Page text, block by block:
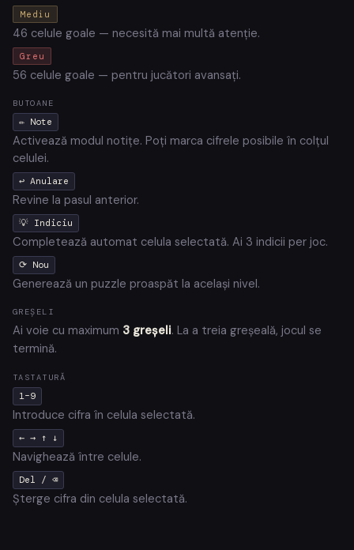
Mediu
46 celule goale — necesită mai multă atenție.
Greu
56 celule goale — pentru jucători avansați.
BUTOANE
✏️ Note
Activează modul notițe. Poți marca cifrele posibile în colțul
celulei.
↩ Anulare
Revine la pasul anterior.
💡 Indiciu
Completează automat celula selectată. Ai 3 indicii per joc.
⟳ Nou
Generează un puzzle proaspăt la același nivel.
GREȘELI
Ai voie cu maximum 3 greșeli. La a treia greșeală, jocul se
termină.
TASTATURĂ
1–9
Introduce cifra în celula selectată.
← → ↑ ↓
Navighează între celule.
Del / ⌫
Șterge cifra din celula selectată.